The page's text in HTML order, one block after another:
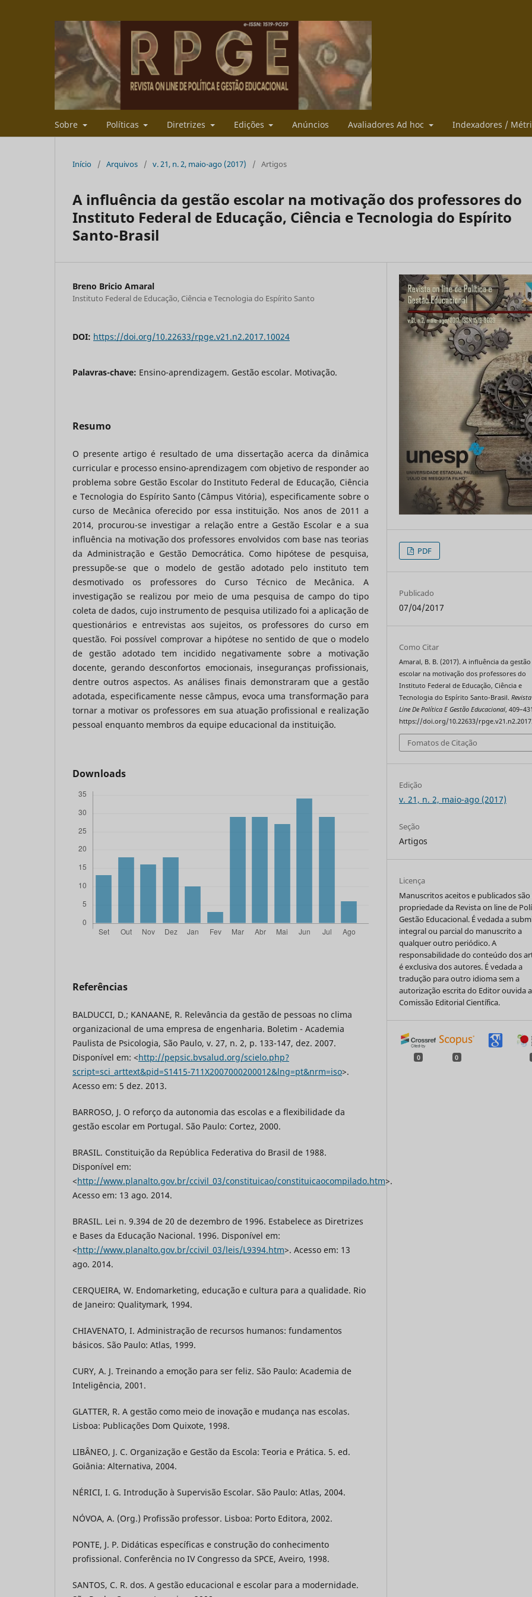
Sobre Políticas Diretrizes Edições Anúncios Avaliadores Ad hoc Indexadores /
Início / Arquivos / v. 21, n. 2, maio-ago (2017) / Artigos
A influência da gestão escolar na motivação dos professores do
Instituto Federal de Educação, Ciência e Tecnologia do Espírito
Santo-Brasil
Breno Bricio Amaral
Instituto Federal de Educação, Ciência e Tecnologia do Espírito Santo
DOI: https://doi.org/10.22633/rpge.v21.n2.2017.10024
Palavras-chave: Ensino-aprendizagem. Gestão escolar. Motivação.
Resumo
O presente artigo é resultado de uma dissertação acerca da dinâmica
curricular e processo ensino-aprendizagem com objetivo de responder ao
problema sobre Gestão Escolar do Instituto Federal de Educação, Ciência
e Tecnologia do Espírito Santo (Câmpus Vitória), especificamente sobre o
curso de Mecânica oferecido por essa instituição. Nos anos de 2011 a
2014, procurou-se investigar a relação entre a Gestão Escolar e a sua
influência na motivação dos professores envolvidos com base nas teorias
da Administração e Gestão Democrática. Como hipótese de pesquisa,
pressupõe-se que o modelo de gestão adotado pelo instituto tem
desmotivado os professores do Curso Técnico de Mecânica. A
investigação se realizou por meio de uma pesquisa de campo do tipo
coleta de dados, cujo instrumento de pesquisa utilizado foi a aplicação de
questionários e entrevistas aos sujeitos, os professores do curso em
questão. Foi possível comprovar a hipótese no sentido de que o modelo
de gestão adotado tem incidido negativamente sobre a motivação
docente, gerando desconfortos emocionais, inseguranças profissionais,
dentre outros aspectos. As análises finais demonstraram que a gestão
adotada, especificamente nesse câmpus, evoca uma transformação para
tornar a motivar os professores em sua atuação profissional e realização
pessoal enquanto membros da equipe educacional da instituição.
Downloads
Referências
BALDUCCI, D.; KANAANE, R. Relevância da gestão de pessoas no clima
organizacional de uma empresa de engenharia. Boletim - Academia
Paulista de Psicologia, São Paulo, v. 27, n. 2, p. 133-147, dez. 2007.
Disponível em: <http://pepsic.bvsalud.org/scielo.php?
script=sci_arttext&pid=S1415-711X2007000200012&lng=pt&nrm=iso>.
Acesso em: 5 dez. 2013.
BARROSO, J. O reforço da autonomia das escolas e a flexibilidade da
gestão escolar em Portugal. São Paulo: Cortez, 2000.
BRASIL. Constituição da República Federativa do Brasil de 1988.
Disponível em:
<http://www.planalto.gov.br/ccivil_03/constituicao/constituicaocompilado.htm>.
Acesso em: 13 ago. 2014.
BRASIL. Lei n. 9.394 de 20 de dezembro de 1996. Estabelece as Diretrizes
e Bases da Educação Nacional. 1996. Disponível em:
<http://www.planalto.gov.br/ccivil_03/leis/L9394.htm>. Acesso em: 13
ago. 2014.
CERQUEIRA, W. Endomarketing, educação e cultura para a qualidade. Rio
de Janeiro: Qualitymark, 1994.
CHIAVENATO, I. Administração de recursos humanos: fundamentos
básicos. São Paulo: Atlas, 1999.
CURY, A. J. Treinando a emoção para ser feliz. São Paulo: Academia de
Inteligência, 2001.
GLATTER, R. A gestão como meio de inovação e mudança nas escolas.
Lisboa: Publicações Dom Quixote, 1998.
LIBÂNEO, J. C. Organização e Gestão da Escola: Teoria e Prática. 5. ed.
Goiânia: Alternativa, 2004.
NÉRICI, I. G. Introdução à Supervisão Escolar. São Paulo: Atlas, 2004.
NÓVOA, A. (Org.) Profissão professor. Lisboa: Porto Editora, 2002.
PONTE, J. P. Didáticas específicas e construção do conhecimento
profissional. Conferência no IV Congresso da SPCE, Aveiro, 1998.
SANTOS, C. R. dos. A gestão educacional e escolar para a modernidade.
PDF
Publicado
07/04/2017
Como Citar
Amaral, B. B. (2017). A influência da gestão
escolar na motivação dos professores do
Instituto Federal de Educação, Ciência e
Tecnologia do Espírito Santo-Brasil.
Line De Política E Gestão Educacional,
https://doi.org/10.22633/
Fomatos de Citação
Edição
v. 21, n. 2, maio-ago (2017)
Seção
Artigos
Licença
Manuscritos aceitos e publicados são
propriedade da Revista on line de
Gestão Educacional. É vedada a
integral ou parcial do manuscrito a
qualquer outro periódico. A
responsabilidade do conteúdo dos
é exclusiva dos autores. É vedada a
tradução para outro idioma sem a
autorização escrita do Editor ouvida a
Comissão Editorial Científica.
0 0